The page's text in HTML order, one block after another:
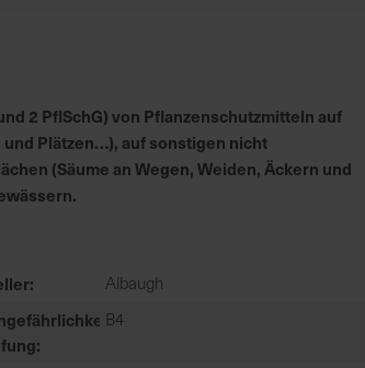
2 PflSchG) von Pflanzenschutzmitteln auf
Plätzen…), auf sonstigen nicht
(Säume an Wegen, Weiden, Äckern und
Albaugh
B4